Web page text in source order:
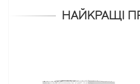
НАЙКРАЩІ